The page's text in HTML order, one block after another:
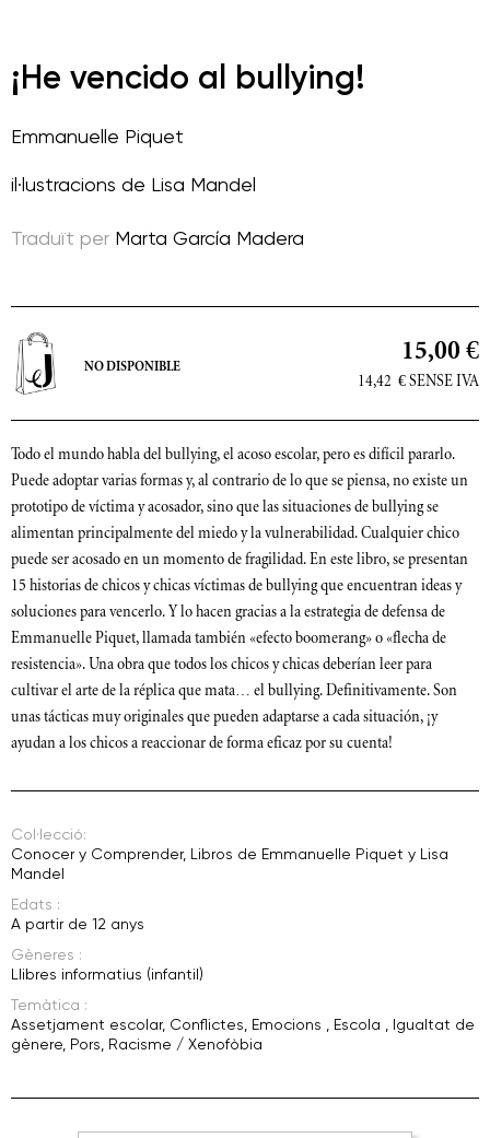
¡He vencido al bullying!
Emmanuelle Piquet
il·lustracions de Lisa Mandel
Traduït per Marta García Madera
15,00 €
14,42 € SENSE IVA
NO DISPONIBLE
Todo el mundo habla del bullying, el acoso escolar, pero es difícil pararlo.
Puede adoptar varias formas y, al contrario de lo que se piensa, no existe un
prototipo de víctima y acosador, sino que las situaciones de bullying se
alimentan principalmente del miedo y la vulnerabilidad. Cualquier chico
puede ser acosado en un momento de fragilidad. En este libro, se presentan
15 historias de chicos y chicas víctimas de bullying que encuentran ideas y
soluciones para vencerlo. Y lo hacen gracias a la estrategia de defensa de
Emmanuelle Piquet, llamada también «efecto boomerang» o «flecha de
resistencia». Una obra que todos los chicos y chicas deberían leer para
cultivar el arte de la réplica que mata… el bullying. Definitivamente. Son
unas tácticas muy originales que pueden adaptarse a cada situación, ¡y
ayudan a los chicos a reaccionar de forma eficaz por su cuenta!
Col·lecció:
Conocer y Comprender, Libros de Emmanuelle Piquet y Lisa
Mandel
Edats :
A partir de 12 anys
Gèneres :
Llibres informatius (infantil)
Temàtica :
Assetjament escolar, Conflictes, Emocions , Escola , Igualtat de
gènere, Pors, Racisme / Xenofòbia